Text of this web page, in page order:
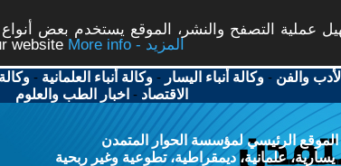
عملية التصفح والنشر، الموقع يستخدم بعض
website
More info - المزيد
والفن -وكالة أنباء اليسار -وكالة أنباء العلمانية -
الاقتصاد - اخبار الطب والعلوم
الموقع الرئيسي لمؤسسة الحوار المتمدن
يسارية، علمانية، ديمقراطية، تطوعية وغير ربحية